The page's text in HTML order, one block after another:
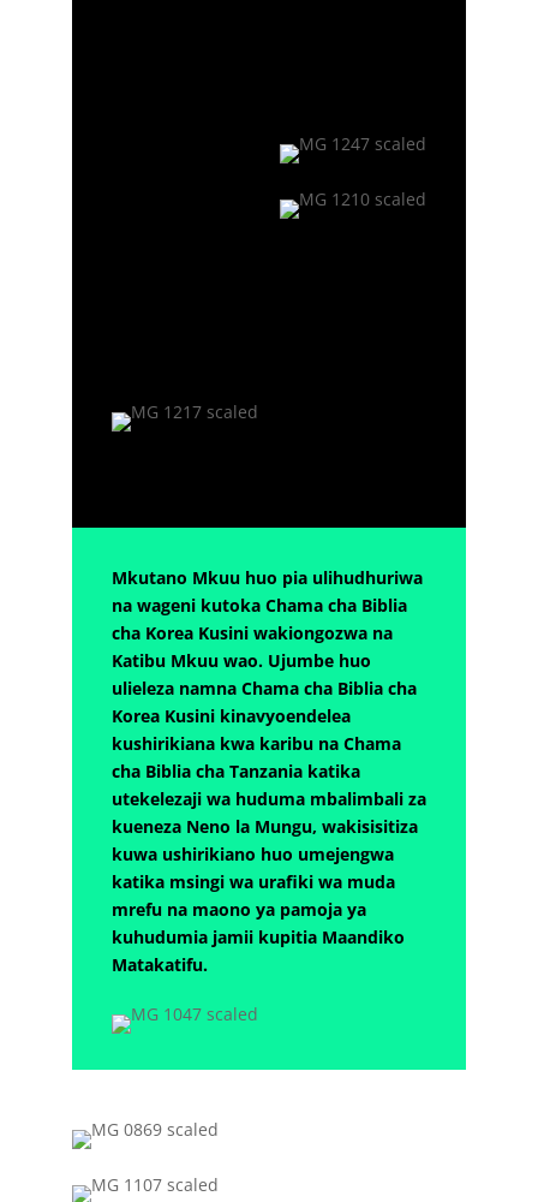
Mkutano Mkuu huo pia ulihudhuriwa
na wageni kutoka Chama cha Biblia
cha Korea Kusini wakiongozwa na
Katibu Mkuu wao. Ujumbe huo
ulieleza namna Chama cha Biblia cha
Korea Kusini kinavyoendelea
kushirikiana kwa karibu na Chama
cha Biblia cha Tanzania katika
utekelezaji wa huduma mbalimbali za
kueneza Neno la Mungu, wakisisitiza
kuwa ushirikiano huo umejengwa
katika msingi wa urafiki wa muda
mrefu na maono ya pamoja ya
kuhudumia jamii kupitia Maandiko
Matakatifu.